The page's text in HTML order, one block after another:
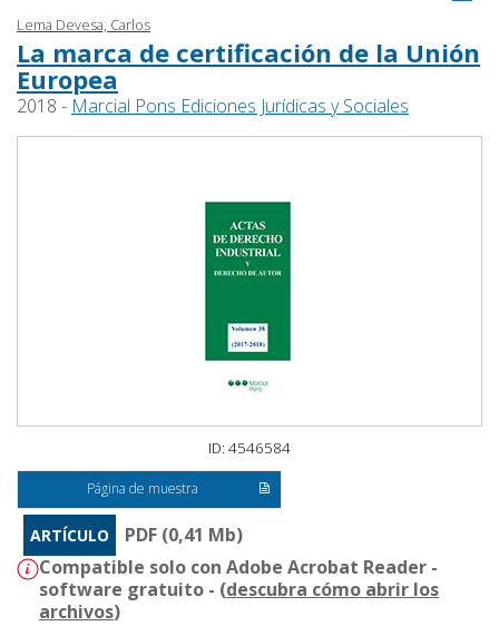
Lema Devesa, Carlos
La marca de certificación de la Unión
Europea
2018 - Marcial Pons Ediciones Jurídicas y Sociales
ID: 4546584
Página de muestra
ARTÍCULO
PDF (0,41 Mb)
Compatible solo con Adobe Acrobat Reader -
software gratuito - (descubra cómo abrir los
archivos)